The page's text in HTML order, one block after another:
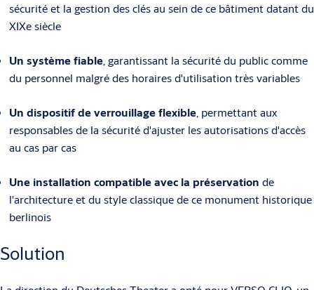
sécurité et la gestion des clés au sein de ce bâtiment datant du
XIXe siècle
Un système fiable, garantissant la sécurité du public comme
du personnel malgré des horaires d'utilisation très variables
Un dispositif de verrouillage flexible, permettant aux
responsables de la sécurité d'ajuster les autorisations d'accès
au cas par cas
Une installation compatible avec la préservation de
l'architecture et du style classique de ce monument historique
berlinois
Solution